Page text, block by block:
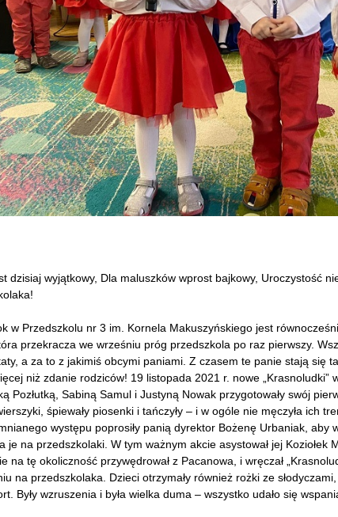
dzisiaj wyjątkowy, Dla maluszków wprost bajkowy, Uroczystość
w Przedszkolu nr 3 im. Kornela Makuszyńskiego jest
przekracza we wrześniu próg przedszkola po raz pierwszy.
a za to z jakimiś obcymi paniami. Z czasem te panie stają się
niż zdanie rodziców! 19 listopada 2021 r. nowe „Krasnoludki”
Pozłutką, Sabiną Samul i Justyną Nowak przygotowały swój
śpiewały piosenki i tańczyły – i w ogóle nie męczyła ich
występu poprosiły panią dyrektor Bożenę Urbaniak, aby
je na przedszkolaki. W tym ważnym akcie asystował jej Koziołek
na tę okoliczność przywędrował z Pacanowa, i wręczał
na przedszkolaka. Dzieci otrzymały również rożki ze
Były wzruszenia i była wielka duma – wszystko udało się